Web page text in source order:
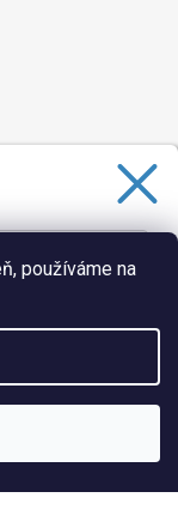
používáme na